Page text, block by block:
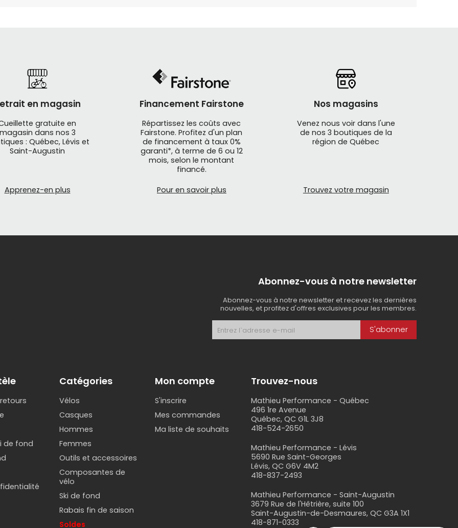
en magasin
gratuite en
magasin dans nos 3
: Québec, Lévis et
Saint-Augustin
Apprenez-en plus
Financement Fairstone
Répartissez les coûts avec
Fairstone. Profitez d'un plan
de financement à taux 0%
garanti*, à terme de 6 ou 12
mois, selon le montant
financé.
Pour en savoir plus
Nos magasins
Venez nous voir dans l'une
de nos 3 boutiques de la
région de Québec
Trouvez votre magasin
Abonnez-vous à notre newsletter
Abonnez-vous à notre newsletter et recevez les dernières
nouvelles, et profitez d'offres exclusives pour les membres.
S'abonner
de fond
Catégories
Vélos
Casques
Hommes
Femmes
Outils et accessoires
Composantes de
vélo
Ski de fond
Rabais fin de saison
Soldes
Mon compte
S'inscrire
Mes commandes
Ma liste de souhaits
Trouvez-nous
Mathieu Performance - Québec
496 1re Avenue
Québec, QC G1L 3J8
418-524-2650
Mathieu Performance - Lévis
5690 Rue Saint-Georges
Lévis, QC G6V 4M2
418-837-2493
Mathieu Performance - Saint-Augustin
3679 Rue de l'Hêtrière, suite 100
Saint-Augustin-de-Desmaures, QC G3A 1X1
418-871-0333